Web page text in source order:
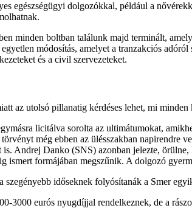
egészségügyi dolgozókkal, például a
minden boltban találunk majd terminált,
módosítás, amelyet a tranzakciós
és a civil szervezeteket.
az utolsó pillanatig kérdéses lehet, mi
licitálva sorolta az ultimátumokat,
még ebben az ülésszakban napirendre
Andrej Danko (SNS) azonban jelezte,
ismert formájában megszűnik. A dolgozó
időseknek folyósítanák a Smer
3000 eurós nyugdíjjal rendelkeznek, de a